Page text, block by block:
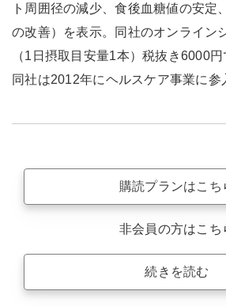
ト周囲径の減少、食後血糖値の安定
の改善）を表示。同社のオンライン
（1日摂取目安量1本）税抜き6000円
同社は2012年にヘルスケア事業に参
購読プランはこち
非会員の方はこち
続きを読む